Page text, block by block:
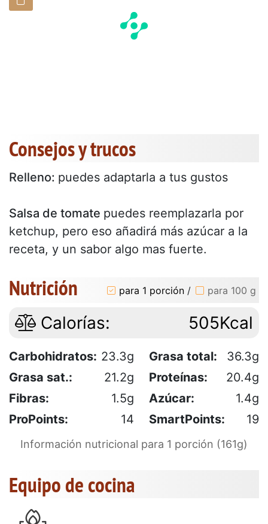
Consejos y trucos
Relleno: puedes adaptarla a tus gustos
Salsa de tomate puedes reemplazarla por
ketchup, pero eso añadirá más azúcar a la
receta, y un sabor algo mas fuerte.
Nutrición para 1 porción / para 100 g
Calorías: 505Kcal
Carbohidratos: 23.3g Grasa total:
36.3g
Grasa sat.:
21.2g Proteínas:
20.4g
Fibras:
1.5g Azúcar:
1.4g
ProPoints:
14 SmartPoints: 19
Información nutricional para 1 porción (161g)
Equipo de cocina